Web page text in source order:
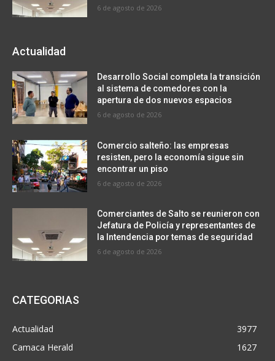
6 de agosto de 2026
Actualidad
Desarrollo Social completa la transición
al sistema de comedores con la
apertura de dos nuevos espacios
6 de agosto de 2026
Comercio salteño: las empresas
resisten, pero la economía sigue sin
encontrar un piso
6 de agosto de 2026
Comerciantes de Salto se reunieron con
Jefatura de Policía y representantes de
la Intendencia por temas de seguridad
6 de agosto de 2026
CATEGORIAS
Actualidad
3977
Camaca Herald
1627